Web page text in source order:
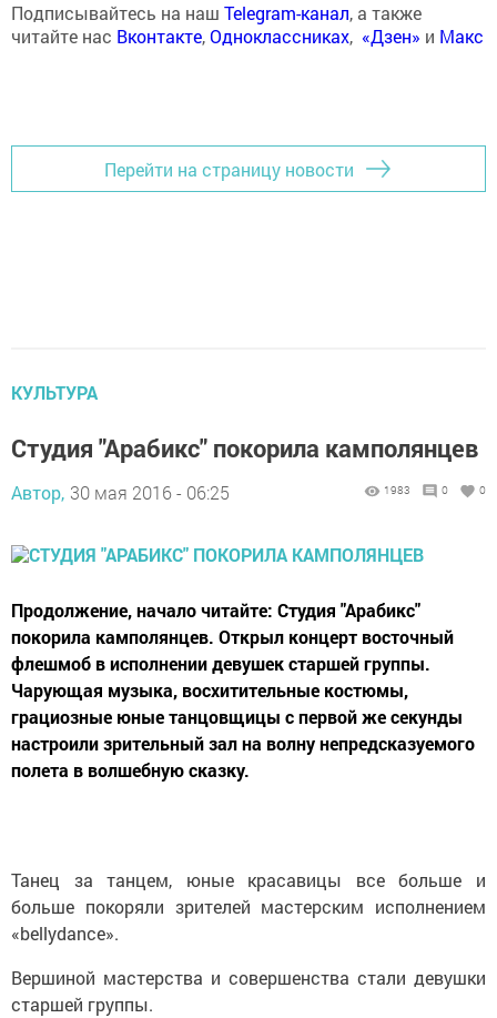
Подписывайтесь на наш Telegram-канал, а также
читайте нас Вконтакте,Одноклассниках, «Дзен» и Макс
Перейти на страницу новости
КУЛЬТУРА
Студия "Арабикс" покорила камполянцев
Автор, 30 мая 2016 - 06:25 1983 0 0
Продолжение, начало читайте: Студия "Арабикс"
покорила камполянцев. Открыл концерт восточный
флешмоб в исполнении девушек старшей группы.
Чарующая музыка, восхитительные костюмы,
грациозные юные танцовщицы с первой же секунды
настроили зрительный зал на волну непредсказуемого
полета в волшебную сказку.
Танец за танцем, юные красавицы все больше и
больше покоряли зрителей мастерским исполнением
«bellydance».
Вершиной мастерства и совершенства стали девушки
старшей группы.